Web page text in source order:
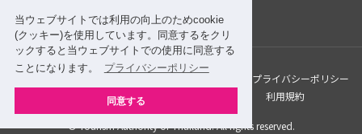
当ウェブサイトでは利用の向上のためcookie
(クッキー)を使用しています。同意するをクリ
ックすると当ウェブサイトでの使用に同意する
ことになります。
プライバシーポリシー
同意する
このサイトについて
プライバシーポリシー
サイトマップ
関係機関・団体について 利用規約
© Tourism Authority of Thailand. All rights reserved.